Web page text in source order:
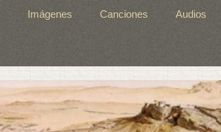
Imágenes Canciones Audios